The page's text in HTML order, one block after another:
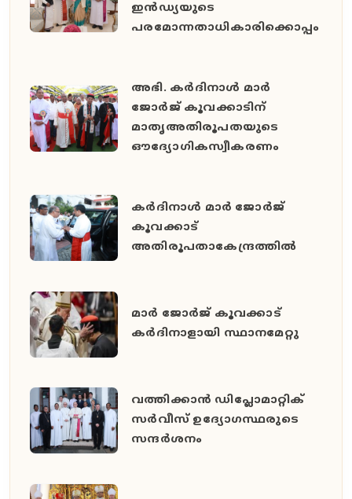
ഇൻഡ്യയുടെ
പരമോന്നതാധികാരിക്കൊപ്പം
അഭി. കർദിനാൾ മാർ
ജോർജ് കൂവക്കാടിന്
മാതൃഅതിരൂപതയുടെ
ഔദ്യോഗികസ്വീകരണം
കർദിനാൾ മാർ ജോർജ്
കൂവക്കാട്
അതിരൂപതാകേന്ദ്രത്തിൽ
മാർ ജോർജ് കൂവക്കാട്
കർദിനാളായി സ്ഥാനമേറ്റു
വത്തിക്കാൻ ഡിപ്ലോമാറ്റിക്
സർവീസ് ഉദ്യോഗസ്ഥരുടെ
സന്ദർശനം